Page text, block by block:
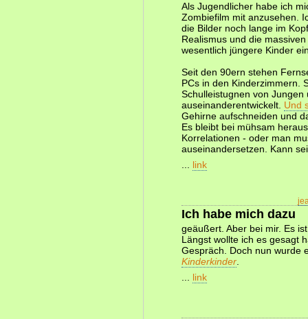
Als Jugendlicher habe ich
Zombiefilm mit anzusehen.
die Bilder noch lange im
Realismus und die
wesentlich jüngere Kinder
Seit den 90ern stehen
PCs in den Kinderzimmern.
Schulleistugnen von
auseinanderentwickelt. Und
Gehirne aufschneiden und
Es bleibt bei mühsam
Korrelationen - oder man
auseinandersetzen. Kann
link
Ich habe mich dazu
geäußert. Aber bei mir. Es
Längst wollte ich es gesagt
Gespräch. Doch nun wurde
Kinderkinder
link